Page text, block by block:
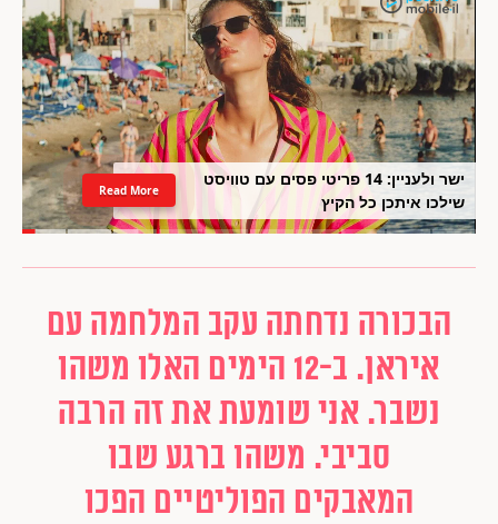
ישר ולעניין: 14 פריטי פסים עם טוויסט
שילכו איתכן כל הקיץ
Read More
הבכורה נדחתה עקב המלחמה עם
איראן. ב-12 הימים האלו משהו
נשבר. אני שומעת את זה הרבה
סביבי. משהו ברגע שבו
המאבקים הפוליטיים הפכו